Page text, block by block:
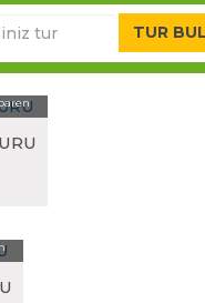
Turları
TUR BUL